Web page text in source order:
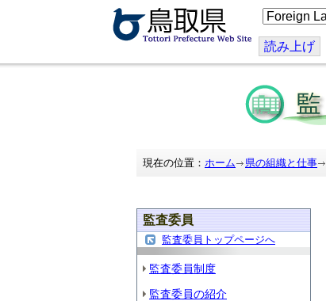
こ
の
ジ
を
訳
す
る
読み上げ
現在の位置： ホーム 県の組織と仕事
監査委員
監査委員トップページへ
監査委員制度
監査委員の紹介